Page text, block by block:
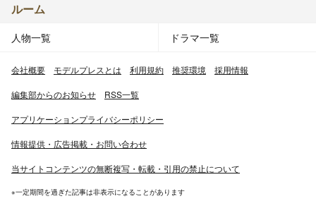
ルーム
人物一覧 ドラマ一覧
会社概要 モデルプレスとは 利用規約 推奨環境 採用情報
編集部からのお知らせ RSS一覧
アプリケーションプライバシーポリシー
情報提供・広告掲載・お問い合わせ
当サイトコンテンツの無断複写・転載・引用の禁止について
※一定期間を過ぎた記事は非表示になることがあります